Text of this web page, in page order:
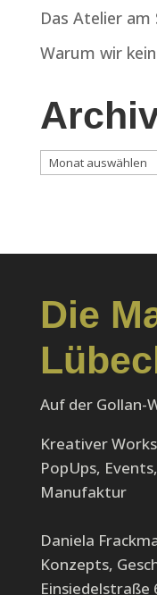
Das Atelier am
Warum wir
Archiv
Die
Auf der Gollan-
Kreativer
PopUps,
Manufaktur
Daniela
Konzepts,
Einsiedelstraße